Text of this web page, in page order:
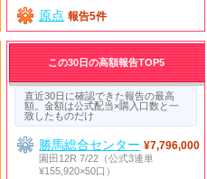
原点 報告5件
この30日の高額報告TOP5
直近30日に確認できた報告の最高
額。金額は公式配当×購入口数と一
致したものだけ
勝馬総合センター ¥7,796,000
園田12R 7/22（公式3連単
¥155,920×50口）